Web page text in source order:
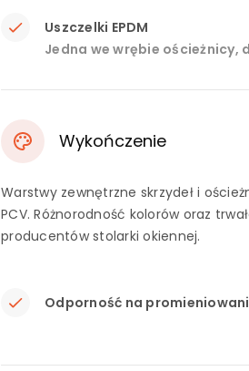
Uszczelki EPDM
Jedna we wrębie ościeżnicy,
Wykończenie
Warstwy zewnętrzne skrzydeł i
PCV. Różnorodność kolorów oraz
producentów stolarki okiennej.
Odporność na